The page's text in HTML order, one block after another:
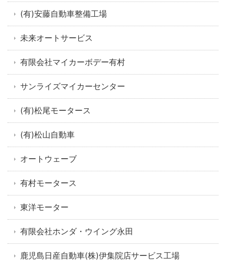
(有)安藤自動車整備工場
未来オートサービス
有限会社マイカーボデー有村
サンライズマイカーセンター
(有)松尾モータース
(有)松山自動車
オートウェーブ
有村モータース
東洋モーター
有限会社ホンダ・ウイング永田
鹿児島日産自動車(株)伊集院店サービス工場